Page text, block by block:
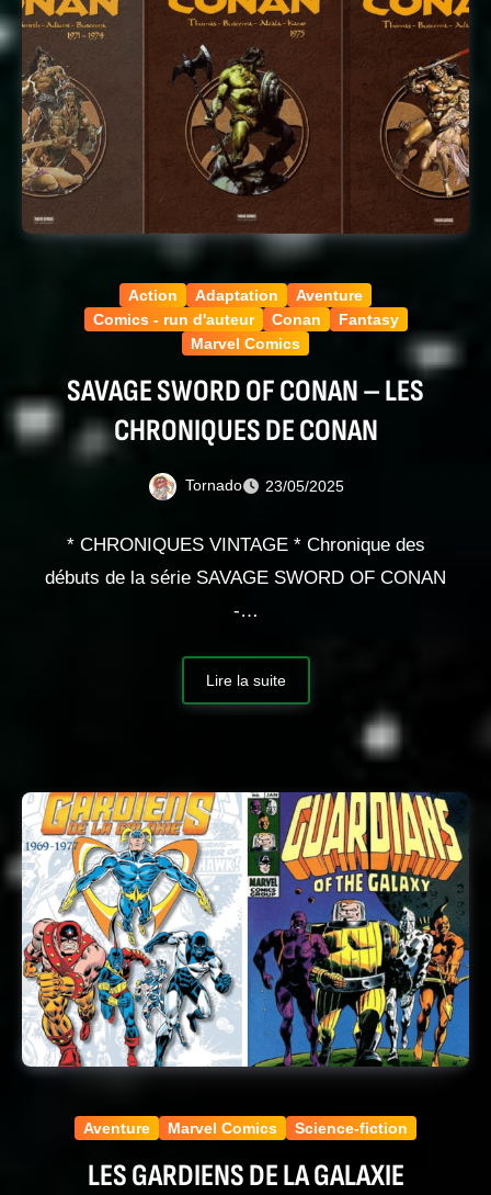
Action Adaptation
Aventure
Comics - run d'auteur
Conan
Fantasy
Marvel Comics
SAVAGE SWORD OF CONAN – LES
CHRONIQUES DE CONAN
Tornado 23/05/2025
* CHRONIQUES VINTAGE * Chronique des
débuts de la série SAVAGE SWORD OF CONAN
-…
Lire la suite
Aventure Marvel Comics Science-fiction
LES GARDIENS DE LA GALAXIE